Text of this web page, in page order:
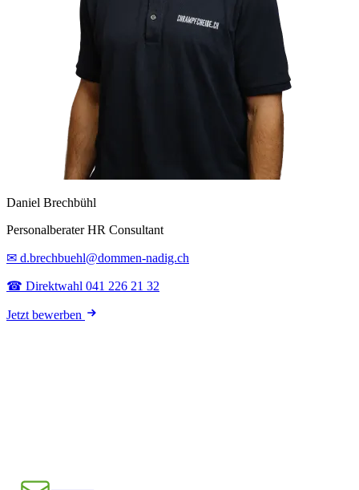
Daniel Brechbühl
Personalberater HR Consultant
✉ d.brechbuehl@dommen-nadig.ch
☎ Direktwahl 041 226 21 32
Jetzt bewerben